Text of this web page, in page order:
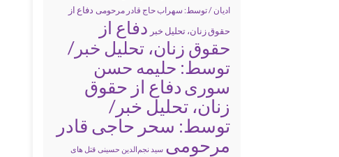
ادیان / توسط: سهراب حاج قادر مرحومی دفاع از
حقوق زنان، تحلیل خبر دفاع از
حقوق زنان، تحلیل خبر/
توسط: حلیمه حسن
سوری دفاع از حقوق
زنان، تحلیل خبر/
توسط: سحر حاجی قادر
مرحومی سید نجم‌الدین حسینی قتل های